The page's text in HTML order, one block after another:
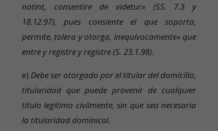
notint, consentire de videtur» (SS. 7.3 y
18.12.97), pues consiente el que soporta,
permite, tolera y otorga, inequívocamente» que
entre y registre y registre (S. 23.1.98).
e) Debe ser otorgado por el titular del domicilio,
titularidad que puede provenir de cualquier
título legítimo civilmente, sin que sea necesaria
la titularidad dominical.